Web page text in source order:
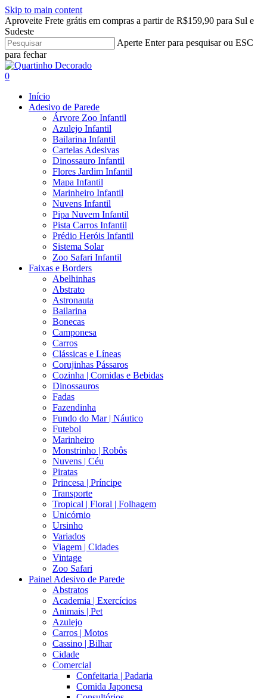
Skip to main content
Aproveite Frete grátis em compras a partir de R$159,90 para Sul e
Sudeste
Aperte Enter para pesquisar ou ESC
para fechar
Close
Search
search
account
0
Início
Adesivo de Parede
Árvore Zoo Infantil
Azulejo Infantil
Bailarina Infantil
Cartelas Adesivas
Dinossauro Infantil
Flores Jardim Infantil
Mapa Infantil
Marinheiro Infantil
Nuvens Infantil
Pipa Nuvem Infantil
Pista Carros Infantil
Prédio Heróis Infantil
Sistema Solar
Zoo Safari Infantil
Faixas e Borders
Abelhinhas
Abstrato
Astronauta
Bailarina
Bonecas
Camponesa
Carros
Clássicas e Líneas
Corujinhas Pássaros
Cozinha | Comidas e Bebidas
Dinossauros
Fadas
Fazendinha
Fundo do Mar | Náutico
Futebol
Marinheiro
Monstrinho | Robôs
Nuvens | Céu
Piratas
Princesa | Príncipe
Transporte
Tropical | Floral | Folhagem
Unicórnio
Ursinho
Variados
Viagem | Cidades
Vintage
Zoo Safari
Painel Adesivo de Parede
Abstratos
Academia | Exercícios
Animais | Pet
Azulejo
Carros | Motos
Cassino | Bilhar
Cidade
Comercial
Confeitaria | Padaria
Comida Japonesa